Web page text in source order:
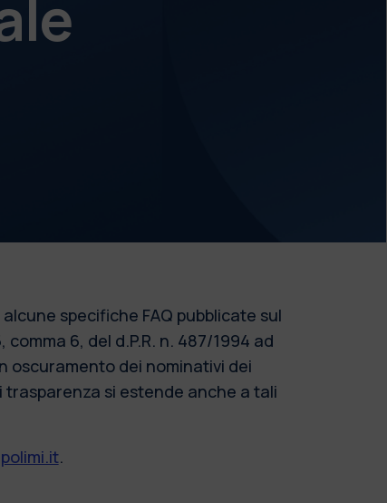
specifiche FAQ pubblicate sul
6, del d.P.R. n. 487/1994 ad
oscuramento dei nominativi dei
trasparenza si estende anche a tali
.